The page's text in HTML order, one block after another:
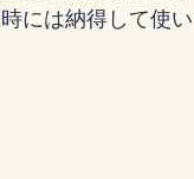
には納得して使い